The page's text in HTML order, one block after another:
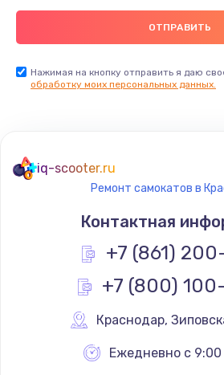
Нажимая на кнопку отправить я даю
обработку моих персональных данных.
iq-scooter.ru
Ремонт самокатов в
Контактная
+7 (861)
+7 (800)
Краснодар,
Ежедневно с 9:00